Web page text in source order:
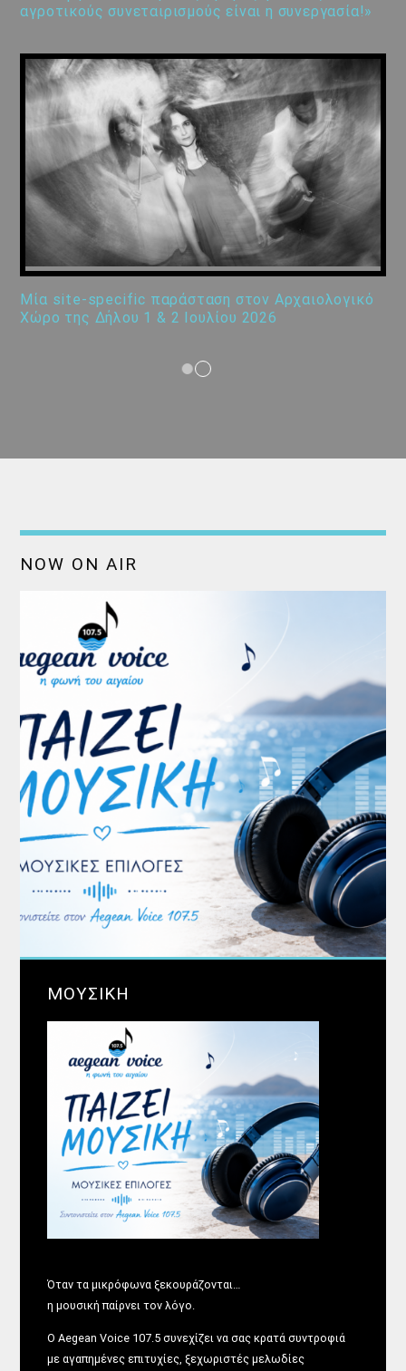
αγροτικούς συνεταιρισμούς είναι η συνεργασία!»
Μία site-specific παράσταση στον Αρχαιολογικό
Χώρο της Δήλου 1 & 2 Ιουλίου 2026
NOW ON AIR
ΜΟΥΣΙΚΗ
Όταν τα μικρόφωνα ξεκουράζονται…
η μουσική παίρνει τον λόγο.
Ο Aegean Voice 107.5 συνεχίζει να σας κρατά συντροφιά
με αγαπημένες επιτυχίες, ξεχωριστές μελωδίες